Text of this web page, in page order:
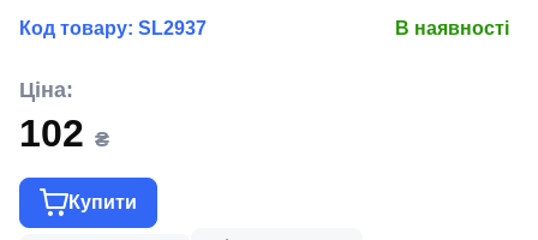
Код товару: SL2937 В наявності
Ціна:
102 ₴
Купити